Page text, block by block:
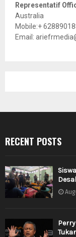
Representatif
Australia
Mobile:+
Email:
RECENT POSTS